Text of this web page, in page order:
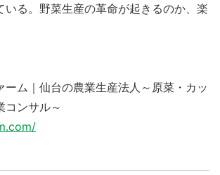
いる。野菜生産の革命が起きるのか、楽
ーム｜仙台の農業生産法人～原菜・カッ
コンサル～